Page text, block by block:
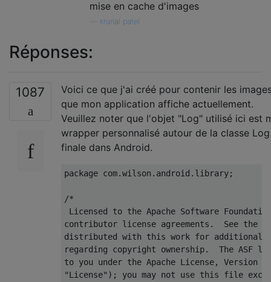
mise en cache d'images
krunal patel
Réponses:
1087
Voici ce que j'ai créé pour contenir les
que mon application affiche actuellement.
Veuillez noter que l'objet "Log" utilisé ici est
wrapper personnalisé autour de la classe Log
finale dans Android.
package com.wilson . android . library;
/*
Licensed to the Apache Software
contributor license agreements.  See the
distributed with this work for additional
regarding copyright ownership.  The ASF
to you under the Apache License, Version
"License"); you may not use this file